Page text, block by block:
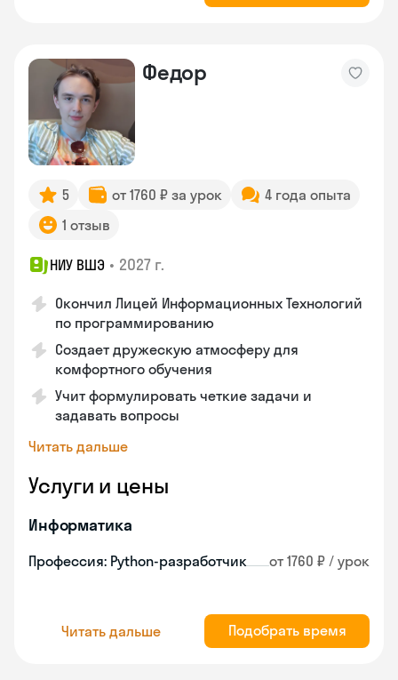
Федор
5 от 1760 ₽ за урок
4 года опыта
1 отзыв
НИУ ВШЭ • 2027 г.
Окончил Лицей Информационных Технологий
по программированию
Создает дружескую атмосферу для
комфортного обучения
Учит формулировать четкие задачи и
задавать вопросы
Читать дальше
Услуги и цены
Информатика
Профессия: Python-разработчик от 1760 ₽ / урок
Читать дальше Подобрать время